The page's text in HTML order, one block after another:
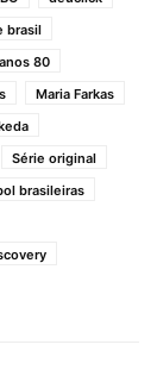
brasil
80
Maria Farkas
Série original
brasileiras